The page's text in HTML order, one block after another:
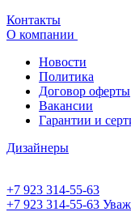
Контакты
О компании
Новости
Политика
Договор оферты
Вакансии
Гарантии и
Дизайнеры
+7 923 314-55-63
+7 923 314-55-63